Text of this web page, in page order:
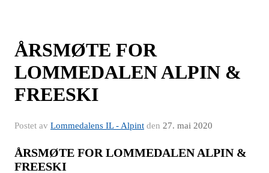
ÅRSMØTE FOR
LOMMEDALEN ALPIN &
FREESKI
Postet av Lommedalens IL - Alpint den 27. mai 2020
ÅRSMØTE FOR LOMMEDALEN ALPIN &
FREESKI